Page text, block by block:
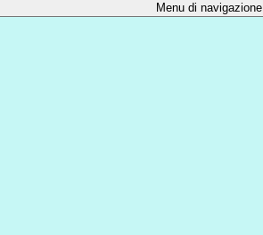
Menu di navigazione